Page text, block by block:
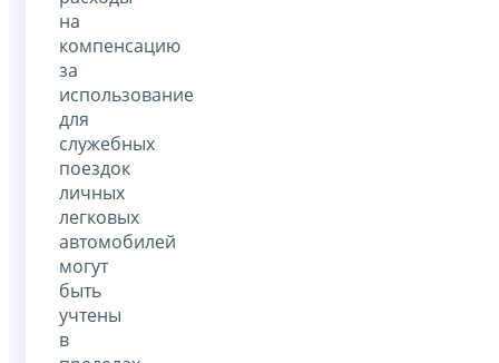
на
компенсацию
за
использование
для
служебных
поездок
личных
легковых
автомобилей
могут
быть
учтены
в